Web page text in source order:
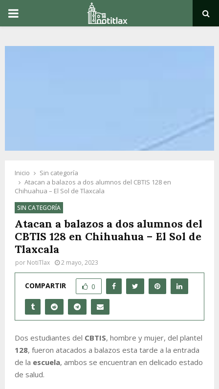
PRIMARY
Inicio
Sin categoría
Atacan a balazos a dos alumnos del CBTIS 128 en
Chihuahua – El Sol de Tlaxcala
SIN CATEGORÍA
Atacan a balazos a dos alumnos del
CBTIS 128 en Chihuahua – El Sol de
Tlaxcala
por NotiTlax 2 mayo, 2023
COMPARTIR 0
Dos estudiantes del CBTIS, hombre y mujer, del plantel
128, fueron atacados a balazos esta tarde a la entrada
de la escuela, ambos se encuentran en delicado estado
de salud.